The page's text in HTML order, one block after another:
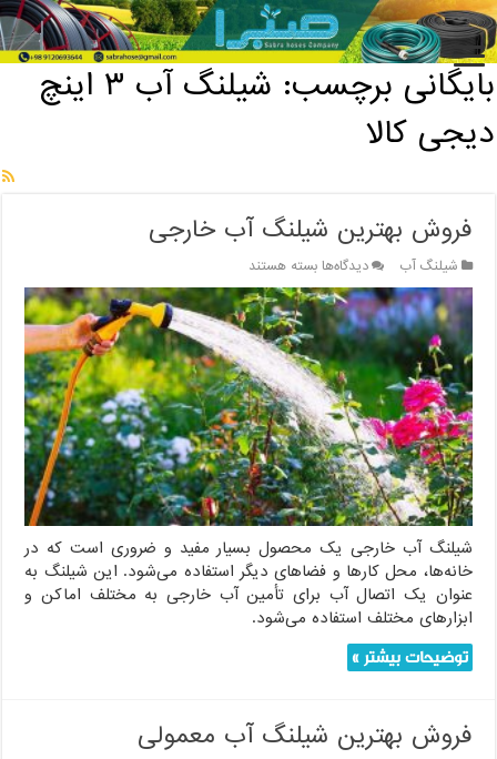
خانه / بایگانی برچسب: شیلنگ آب ۳ اینچ دیجی کالا
بایگانی برچسب:
شیلنگ آب ۳ اینچ
دیجی کالا
فروش بهترین شیلنگ آب خارجی
شیلنگ آب دیدگاه‌هابرای
فروش
بهترین
شیلنگ
آب
خارجی
بسته هستند
شیلنگ آب خارجی یک محصول بسیار مفید و ضروری است که در
خانه‌ها، محل کارها و فضاهای دیگر استفاده می‌شود. این شیلنگ به
عنوان یک اتصال آب برای تأمین آب خارجی به مختلف اماکن و
ابزارهای مختلف استفاده می‌شود.
توضیحات بیشتر »
فروش بهترین شیلنگ آب معمولی